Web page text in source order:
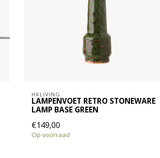
HKLIVING
LAMPENVOET RETRO STONEWARE
LAMP BASE GREEN
€149,00
Op voorraad